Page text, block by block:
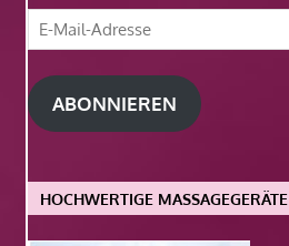
E-
Mail-
Adresse
ABONNIEREN
HOCHWERTIGE MASSAGEGERÄTE